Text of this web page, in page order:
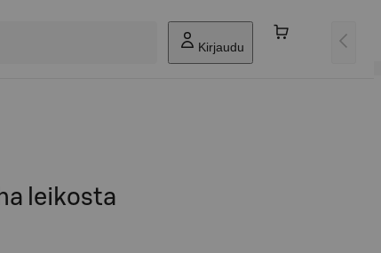
Kirjaudu
leikosta